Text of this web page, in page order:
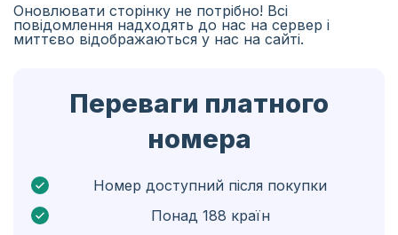
Гвінея
Ефіопія
Кюрасао
Кіпр
Оновлювати сторінку не потрібно! Всі
повідомлення надходять до нас на сервер і
миттєво відображаються у нас на сайті.
Переваги платного
номера
Номер доступний після покупки
Понад 188 країн